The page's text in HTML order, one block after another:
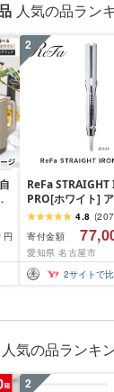
人気の品ラン
円
2
ReFa
PRO[ホワイト]
家電 美容 リファ
4.8 (207
寄付金額
愛知県 名古屋市
2サイトで
人気の品ランキ
2